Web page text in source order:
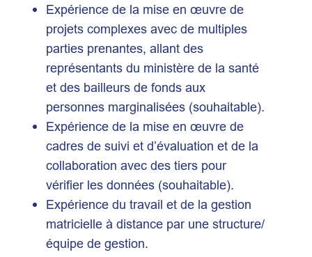
Expérience de la mise en œuvre de
projets complexes avec de multiples
parties prenantes, allant des
représentants du ministère de la santé
et des bailleurs de fonds aux
personnes marginalisées (souhaitable).
Expérience de la mise en œuvre de
cadres de suivi et d’évaluation et de la
collaboration avec des tiers pour
vérifier les données (souhaitable).
Expérience du travail et de la gestion
matricielle à distance par une structure/
équipe de gestion.